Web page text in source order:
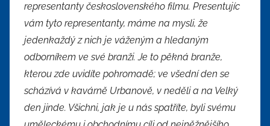
representanty československého filmu. Presentujíc
vám tyto representanty, máme na mysli, že
jedenkaždý z nich je váženým a hledaným
odborníkem ve své branži. Je to pěkná branže,
kterou zde uvidíte pohromadě; ve všední den se
scházívá v kavárně Urbanově, v neděli a na Velký
den jinde. Všichni, jak je u nás spatříte, byli svému